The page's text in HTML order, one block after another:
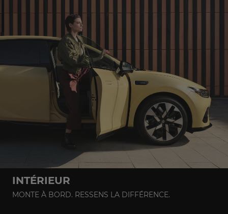
INTÉRIEUR
MONTE À BORD. RESSENS LA DIFFÉRENCE.